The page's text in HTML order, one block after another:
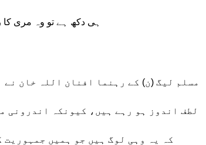
ہی دکھ ہے تو وہ مری کا
مسلم لیگ (ن) کے رہنما افنان اللہ خان
لطف اندوز ہو رہے ہیں، کیونکہ اندرونی
کہ یہ وہی لوگ ہیں جو ہمیں